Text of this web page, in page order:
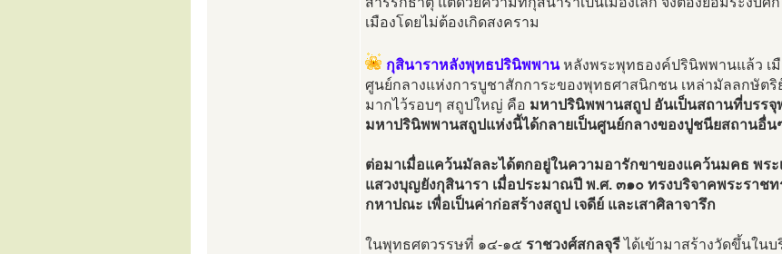
เมืองโดยไม่ต้องเกิดสงคราม
กุสินาราหลังพุทธปรินิพพานหลังพระพุทธองค์ปรินิพพานแล้ว เ
ศูนย์กลางแห่งการบูชาสักการะของพุทธศาสนิกชน เหล่ามัลลกษัตริ
มากไว้รอบๆ สถูปใหญ่ คือ มหาปรินิพพานสถูป อันเป็นสถานที่บรรจุ
มหาปรินิพพานสถูปแห่งนี้ได้กลายเป็นศูนย์กลางของปูชนียสถานอื่
ต่อมาเมื่อแคว้นมัลละได้ตกอยู่ในความอารักขาของแคว้นมคธ พระ
แสวงบุญยังกุสินารา เมื่อประมาณปี พ.ศ. ๓๑๐ ทรงบริจาคพระราชท
กหาปณะ เพื่อเป็นค่าก่อสร้างสถูป เจดีย์ และเสาศิลาจารึก
ในพุทธศตวรรษที่ ๑๔-๑๕ ราชวงศ์สกลจุรีได้เข้ามาสร้างวัดขึ้นใน